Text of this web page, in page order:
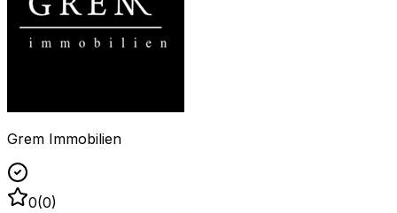
Grem Immobilien
0(0)